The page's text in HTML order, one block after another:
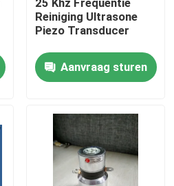
25 Khz Frequentie
Reiniging Ultrasone
Piezo Transducer
Aanvraag sturen